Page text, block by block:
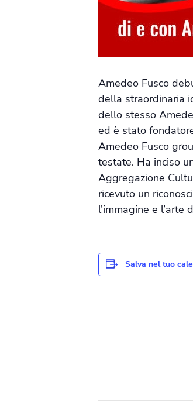
Amedeo Fusco
della straordinaria
dello stesso
ed è stato
Amedeo Fusco
testate. Ha inciso
Aggregazione
ricevuto un
l’immagine e l’arte
Salva nel tuo